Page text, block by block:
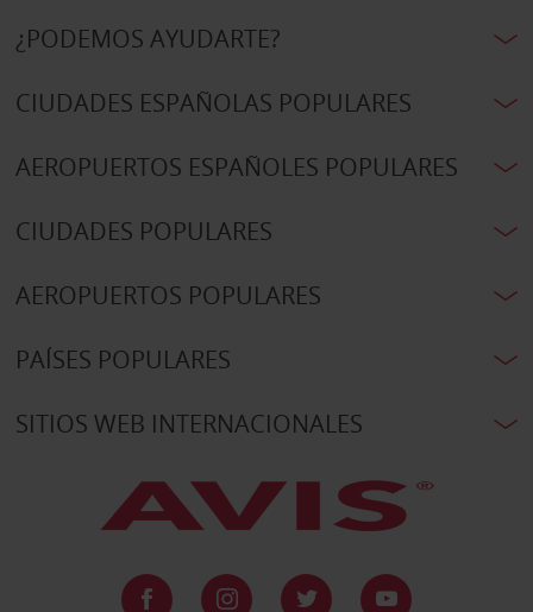
¿PODEMOS AYUDARTE?
CIUDADES ESPAÑOLAS POPULARES
AEROPUERTOS ESPAÑOLES POPULARES
CIUDADES POPULARES
AEROPUERTOS POPULARES
PAÍSES POPULARES
SITIOS WEB INTERNACIONALES